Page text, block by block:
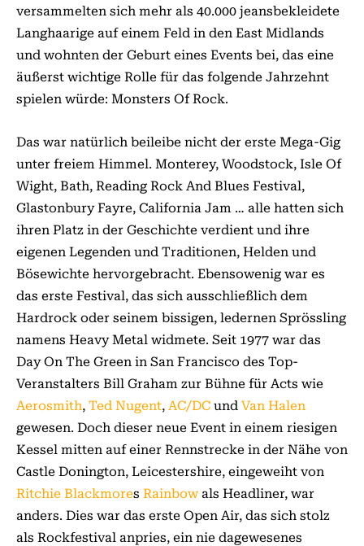
versammelten sich mehr als 40.000 jeansbekleidete
Langhaarige auf einem Feld in den East Midlands
und wohnten der Geburt eines Events bei, das eine
äußerst wichtige Rolle für das folgende Jahrzehnt
spielen würde: Monsters Of Rock.
Das war natürlich beileibe nicht der erste Mega-Gig
unter freiem Himmel. Monterey, Woodstock, Isle Of
Wight, Bath, Reading Rock And Blues Festival,
Glastonbury Fayre, California Jam … alle hatten sich
ihren Platz in der Geschichte verdient und ihre
eigenen Legenden und Traditionen, Helden und
Bösewichte hervorgebracht. Ebensowenig war es
das erste Festival, das sich ausschließlich dem
Hardrock oder seinem bissigen, ledernen Sprössling
namens Heavy Metal widmete. Seit 1977 war das
Day On The Green in San Francisco des Top-
Veranstalters Bill Graham zur Bühne für Acts wie
Aerosmith, Ted Nugent, AC/DC und Van Halen
gewesen. Doch dieser neue Event in einem riesigen
Kessel mitten auf einer Rennstrecke in der Nähe von
Castle Donington, Leicestershire, eingeweiht von
Ritchie Blackmores Rainbow als Headliner, war
anders. Dies war das erste Open Air, das sich stolz
als Rockfestival anpries, ein nie dagewesenes